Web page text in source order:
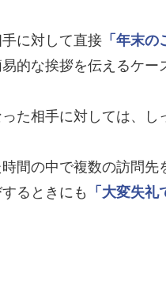
に対して直接 「年末
的な挨拶を伝えるケー
た相手に対しては、し
間の中で複数の訪問
るときにも
「大変失